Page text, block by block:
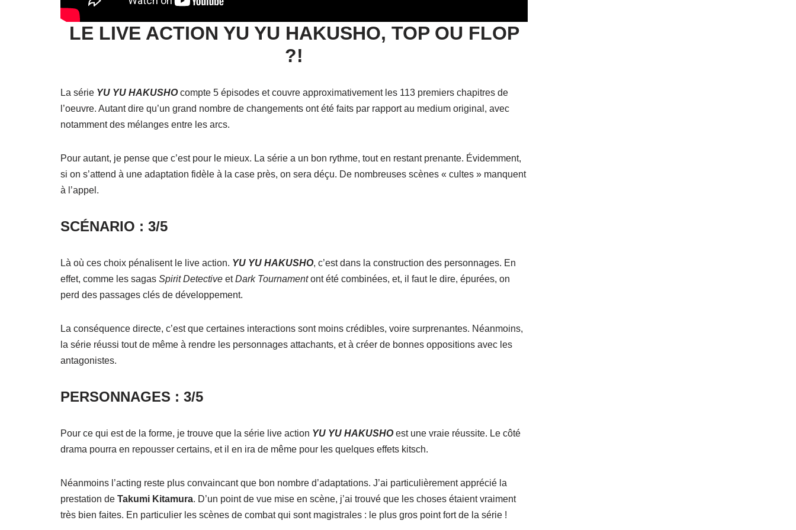
LE LIVE ACTION YU YU HAKUSHO, TOP OU FLOP
?!
La série YU YU HAKUSHOcompte 5 épisodes et couvre approximativement les 113 premiers chapitres de
l’oeuvre. Autant dire qu’un grand nombre de changements ont été faits par rapport au medium original, avec
notamment des mélanges entre les arcs.
Pour autant, je pense que c’est pour le mieux. La série a un bon rythme, tout en restant prenante. Évidemment,
si on s’attend à une adaptation fidèle à la case près, on sera déçu. De nombreuses scènes « cultes » manquent
à l’appel.
SCÉNARIO : 3/5
Là où ces choix pénalisent le live action. YU YU HAKUSHO, c’est dans la construction des personnages. En
effet, comme les sagas Spirit Detective etDark Tournamentont été combinées, et, il faut le dire, épurées, on
perd des passages clés de développement.
La conséquence directe, c’est que certaines interactions sont moins crédibles, voire surprenantes. Néanmoins,
la série réussi tout de même à rendre les personnages attachants, et à créer de bonnes oppositions avec les
antagonistes.
PERSONNAGES : 3/5
Pour ce qui est de la forme, je trouve que la série live action YU YU HAKUSHOest une vraie réussite. Le côté
drama pourra en repousser certains, et il en ira de même pour les quelques effets kitsch.
Néanmoins l’acting reste plus convaincant que bon nombre d’adaptations. J’ai particulièrement apprécié la
prestation de Takumi Kitamura. D’un point de vue mise en scène, j’ai trouvé que les choses étaient vraiment
très bien faites. En particulier les scènes de combat qui sont magistrales : le plus gros point fort de la série !